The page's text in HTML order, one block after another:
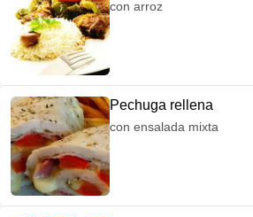
con arroz
Pechuga rellena
con ensalada mixta